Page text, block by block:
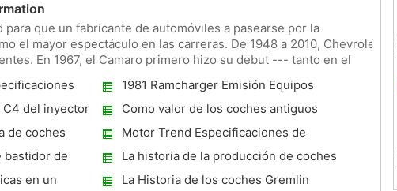
que un fabricante de automóviles a pasearse por la
el mayor espectáculo en las carreras. De 1948 a 2010, Chevrolet
En 1967, el Camaro primero hizo su debut --- tanto en el
1981 Ramcharger Emisión Equipos
Requisitos
C4 del inyector
Como valor de los coches antiguos
de coches
Motor Trend Especificaciones de
rendimiento de un Corvette 1967 427
bastidor de
La historia de la producción de coches
en un
La Historia de los coches Gremlin